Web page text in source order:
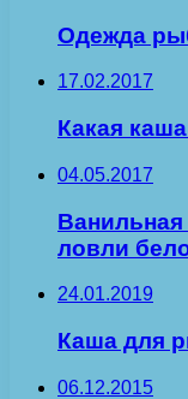
Одежда
17.02.2017
Какая
04.05.2017
Ванильная
ловли
24.01.2019
Каша для
06.12.2015